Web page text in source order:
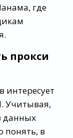
где
прокси
интересует
Учитывая,
данных
понять, в